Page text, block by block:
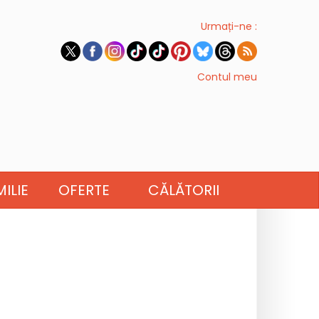
Urmați-ne :
Contul meu
OFERTE CĂLĂTORII